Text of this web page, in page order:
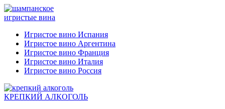
игристые вина
Игристое вино Испания
Игристое вино Аргентина
Игристое вино Франция
Игристое вино Италия
Игристое вино Россия
КРЕПКИЙ АЛКОГОЛЬ